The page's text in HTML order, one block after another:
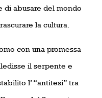
di abusare del mondo
la cultura.
con una promessa
il serpente e
l’ “antitesi” tra